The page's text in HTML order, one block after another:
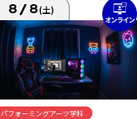
8/8(土)
パフォーミングアーツ学科